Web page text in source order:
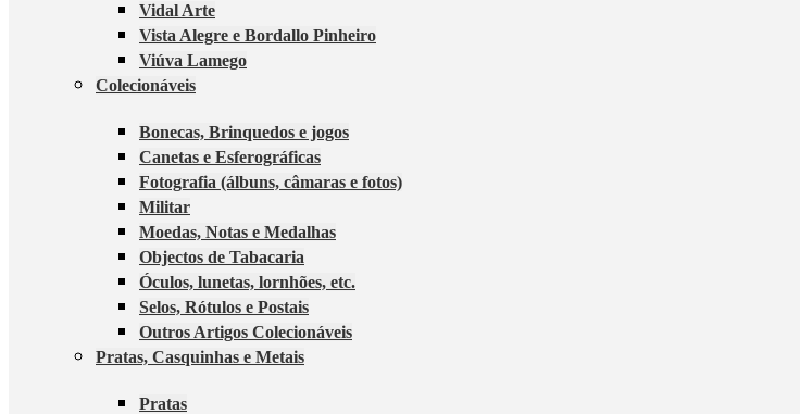
Vidal Arte
Vista Alegre e Bordallo Pinheiro
Viúva Lamego
Colecionáveis
Bonecas, Brinquedos e jogos
Canetas e Esferográficas
Fotografia (álbuns, câmaras e fotos)
Militar
Moedas, Notas e Medalhas
Objectos de Tabacaria
Óculos, lunetas, lornhões, etc.
Selos, Rótulos e Postais
Outros Artigos Colecionáveis
Pratas, Casquinhas e Metais
Pratas